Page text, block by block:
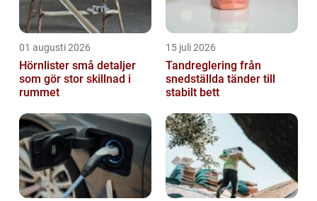
01 augusti 2026
Hörnlister små detaljer
som gör stor skillnad i
rummet
15 juli 2026
Tandreglering från
snedställda tänder till
stabilt bett